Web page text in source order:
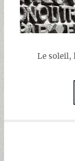
Le soleil,